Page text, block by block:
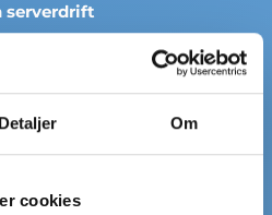
Detaljer Om
cookies
serverdrift
næsten udelukkende af
en bæredygtig drift og
overgang til vedvarende
del af vores løfte om at
kontorer